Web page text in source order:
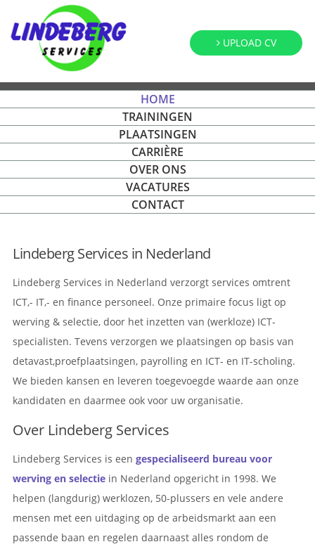
UPLOAD CV
HOME
TRAININGEN
PLAATSINGEN
CARRIÈRE
OVER ONS
VACATURES
CONTACT
Lindeberg Services in Nederland
Lindeberg Services in Nederland verzorgt services omtrent
ICT,- IT,- en finance personeel. Onze primaire focus ligt op
werving & selectie, door het inzetten van (werkloze) ICT-
specialisten. Tevens verzorgen we plaatsingen op basis van
detavast,proefplaatsingen, payrolling en ICT- en IT-scholing.
We bieden kansen en leveren toegevoegde waarde aan onze
kandidaten en daarmee ook voor uw organisatie.
Over Lindeberg Services
Lindeberg Services is een gespecialiseerd bureau voor
werving en selectie in Nederland opgericht in 1998. We
helpen (langdurig) werklozen, 50-plussers en vele andere
mensen met een uitdaging op de arbeidsmarkt aan een
passende baan en regelen daarnaast alles rondom de